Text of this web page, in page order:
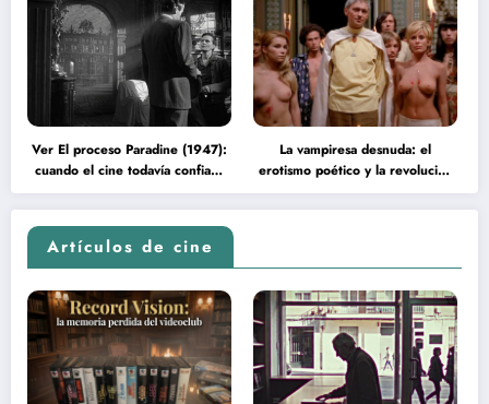
Ver El proceso Paradine (1947):
cuando el cine todavía confiaba
en la inteligencia del espectador
La vampiresa desnuda: el
erotismo poético y la revolución
psicodélica de Jean Rollin
Artículos de cine